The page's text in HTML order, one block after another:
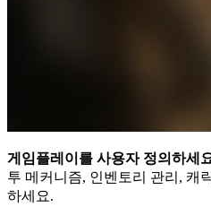
게임플레이를 사용자 정의하세
투 메커니즘, 인벤토리 관리, 캐
하세요.